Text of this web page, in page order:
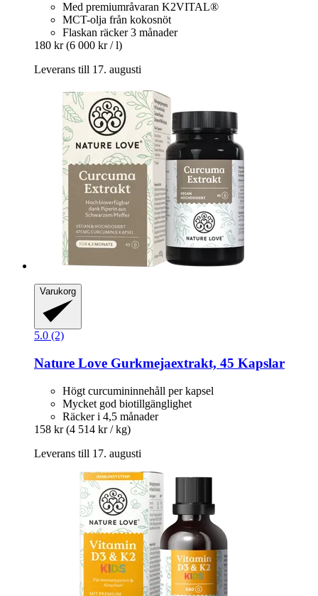
Med premiumråvaran K2VITAL®
MCT-olja från kokosnöt
Flaskan räcker 3 månader
180 kr (6 000 kr / l)
Leverans till 17. augusti
Varukorg
5.0 (2)
Nature Love Gurkmejaextrakt, 45 Kapslar
Högt curcumininnehåll per kapsel
Mycket god biotillgänglighet
Räcker i 4,5 månader
158 kr (4 514 kr / kg)
Leverans till 17. augusti